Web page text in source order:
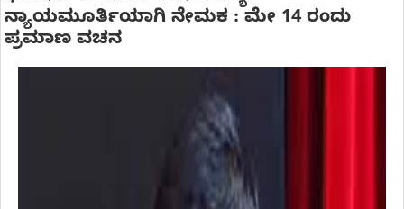
ನ್ಯಾಯಮೂರ್ತಿಯಾಗಿ ನೇಮಕ : ಮೇ 14 ರಂದು
ಪ್ರಮಾಣ ವಚನ